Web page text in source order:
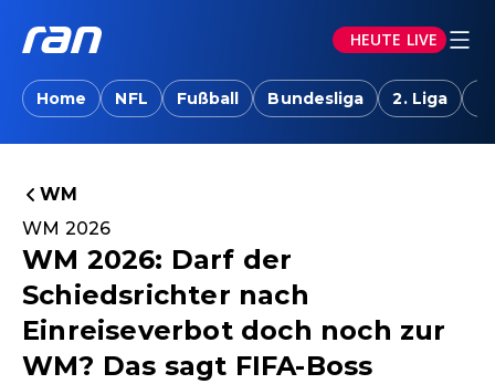
HEUTE LIVE
Home NFL Fußball Bundesliga 2. Liga
WM
WM 2026
WM 2026: Darf der
Schiedsrichter nach
Einreiseverbot doch noch zur
WM? Das sagt FIFA-Boss